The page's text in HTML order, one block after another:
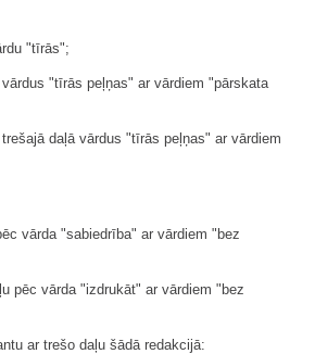
"tīrās";
"tīrās peļņas" ar vārdiem "pārskata
daļā vārdus "tīrās peļņas" ar vārdiem
vārda "sabiedrība" ar vārdiem "bez
pēc vārda "izdrukāt" ar vārdiem "bez
ar trešo daļu šādā redakcijā: